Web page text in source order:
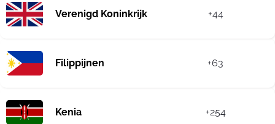
Verenigd Koninkrijk +44
Filippijnen +63
Kenia +254